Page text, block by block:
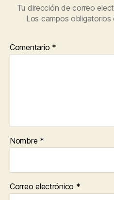
Tu dirección de correo
Los campos
Comentario *
Nombre *
Correo electrónico *